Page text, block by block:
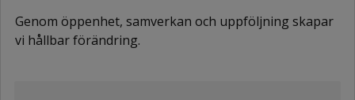
Genom öppenhet, samverkan och uppföljning skapar
vi hållbar förändring.